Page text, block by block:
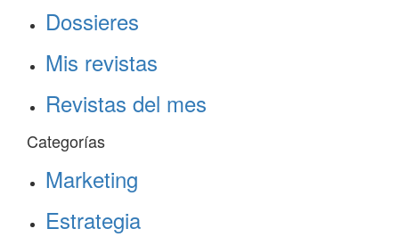
Dossieres
Mis revistas
Revistas del mes
Categorías
Marketing
Estrategia